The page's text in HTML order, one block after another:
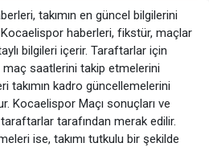
takımın en güncel bilgilerini
Kocaelispor haberleri, fikstür, maçlar
bilgileri içerir. Taraftarlar için
saatlerini takip etmelerini
takımın kadro güncellemelerini
Kocaelispor Maçı sonuçları ve
tarafından merak edilir.
ise, takımı tutkulu bir şekilde